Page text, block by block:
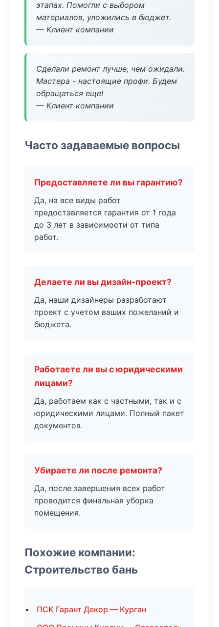
этапах. Помогли с выбором
материалов, уложились в бюджет.
— Клиент компании
Сделали ремонт лучше, чем ожидали.
Мастера - настоящие профи. Будем
обращаться еще!
— Клиент компании
Часто задаваемые вопросы
Предоставляете ли вы гарантию?
Да, на все виды работ
предоставляется гарантия от 1 года
до 3 лет в зависимости от типа
работ.
Делаете ли вы дизайн-проект?
Да, наши дизайнеры разработают
проект с учетом ваших пожеланий и
бюджета.
Работаете ли вы с юридическими
лицами?
Да, работаем как с частными, так и с
юридическими лицами. Полный пакет
документов.
Убираете ли после ремонта?
Да, после завершения всех работ
проводится финальная уборка
помещения.
Похожие компании:
Строительство бань
ПСК Гарант Декор — Курган